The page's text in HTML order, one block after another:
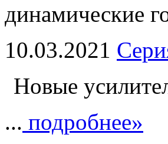
динамические
10.03.2021
Новые
... подробнее»